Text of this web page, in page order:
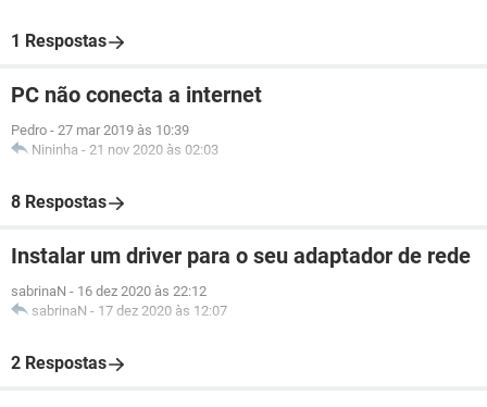
1 Respostas
PC não conecta a internet
Pedro - 27 mar 2019 às 10:39
Nininha - 21 nov 2020 às 02:03
8 Respostas
Instalar um driver para o seu adaptador de rede
sabrinaN - 16 dez 2020 às 22:12
sabrinaN - 17 dez 2020 às 12:07
2 Respostas